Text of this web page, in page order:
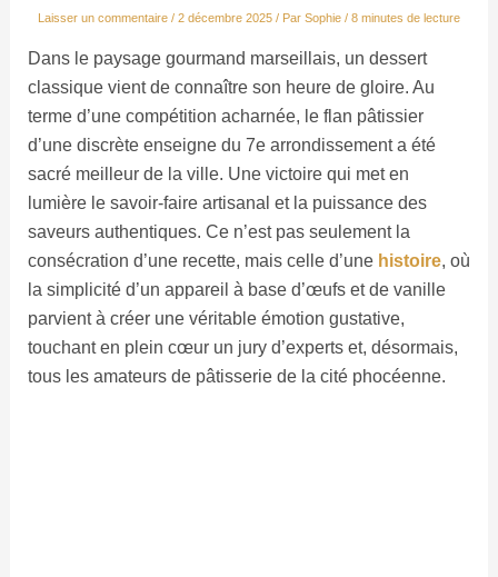
Laisser un commentaire / 2 décembre 2025 / Par Sophie / 8 minutes de lecture
Dans le paysage gourmand marseillais, un dessert
classique vient de connaître son heure de gloire. Au
terme d’une compétition acharnée, le flan pâtissier
d’une discrète enseigne du 7e arrondissement a été
sacré meilleur de la ville. Une victoire qui met en
lumière le savoir-faire artisanal et la puissance des
saveurs authentiques. Ce n’est pas seulement la
consécration d’une recette, mais celle d’une histoire, où
la simplicité d’un appareil à base d’œufs et de vanille
parvient à créer une véritable émotion gustative,
touchant en plein cœur un jury d’experts et, désormais,
tous les amateurs de pâtisserie de la cité phocéenne.